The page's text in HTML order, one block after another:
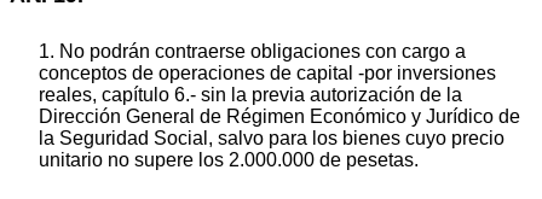
1. No podrán contraerse obligaciones con cargo a
conceptos de operaciones de capital -por inversiones
reales, capítulo 6.- sin la previa autorización de la
Dirección General de Régimen Económico y Jurídico de
la Seguridad Social, salvo para los bienes cuyo precio
unitario no supere los 2.000.000 de pesetas.